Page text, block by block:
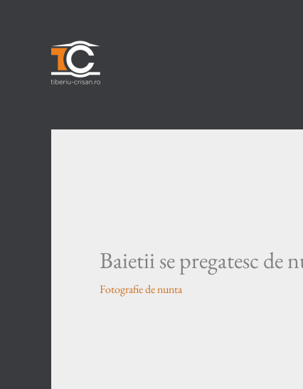
Baietii se pregatesc de
Fotografie de nunta